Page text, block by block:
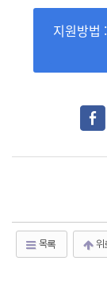
지원방법
목록 위